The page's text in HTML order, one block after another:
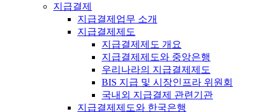
지급결제
지급결제업무 소개
지급결제제도
지급결제제도 개요
지급결제제도와 중앙은행
우리나라의 지급결제제도
BIS 지급 및 시장인프라 위원회
국내외 지급결제 관련기관
지급결제제도와 한국은행